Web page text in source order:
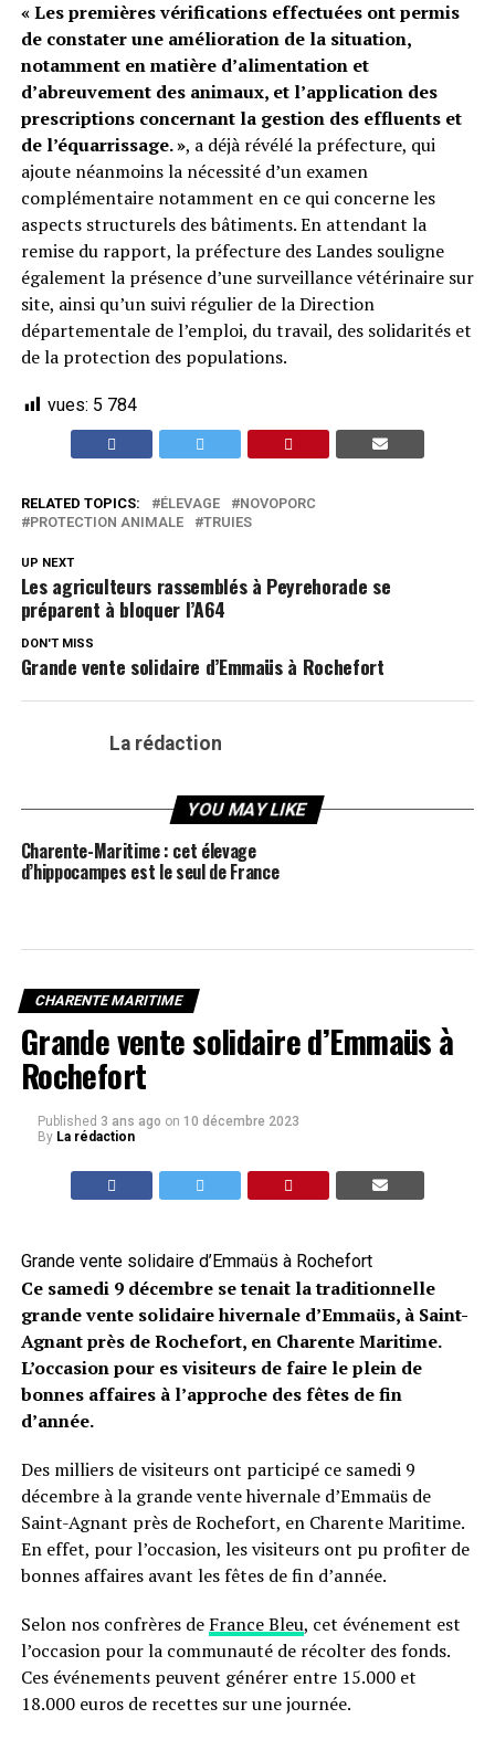
« Les premières vérifications effectuées ont permis
de constater une amélioration de la situation,
notamment en matière d’alimentation et
d’abreuvement des animaux, et l’application des
prescriptions concernant la gestion des effluents et
de l’équarrissage. », a déjà révélé la préfecture, qui
ajoute néanmoins la nécessité d’un examen
complémentaire notamment en ce qui concerne les
aspects structurels des bâtiments. En attendant la
remise du rapport, la préfecture des Landes souligne
également la présence d’une surveillance vétérinaire sur
site, ainsi qu’un suivi régulier de la Direction
départementale de l’emploi, du travail, des solidarités et
de la protection des populations.
vues: 5 784
RELATED TOPICS: ÉLEVAGE
NOVOPORC
PROTECTION ANIMALE
TRUIES
UP NEXT
Les agriculteurs rassemblés à Peyrehorade se
préparent à bloquer l’A64
DON'T MISS
Grande vente solidaire d’Emmaüs à Rochefort
La rédaction
YOU MAY LIKE
Charente-Maritime : cet élevage
d’hippocampes est le seul de France
CHARENTE MARITIME
Grande vente solidaire d’Emmaüs à
Rochefort
Published 3 ans ago on 10 décembre 2023
By La rédaction
Grande vente solidaire d’Emmaüs à Rochefort
Ce samedi 9 décembre se tenait la traditionnelle
grande vente solidaire hivernale d’Emmaüs, à Saint-
Agnant près de Rochefort, en Charente Maritime.
L’occasion pour es visiteurs de faire le plein de
bonnes affaires à l’approche des fêtes de fin
d’année.
Des milliers de visiteurs ont participé ce samedi 9
décembre à la grande vente hivernale d’Emmaüs de
Saint-Agnant près de Rochefort, en Charente Maritime.
En effet, pour l’occasion, les visiteurs ont pu profiter de
bonnes affaires avant les fêtes de fin d’année.
Selon nos confrères de France Bleu, cet événement est
l’occasion pour la communauté de récolter des fonds.
Ces événements peuvent générer entre 15.000 et
18.000 euros de recettes sur une journée.